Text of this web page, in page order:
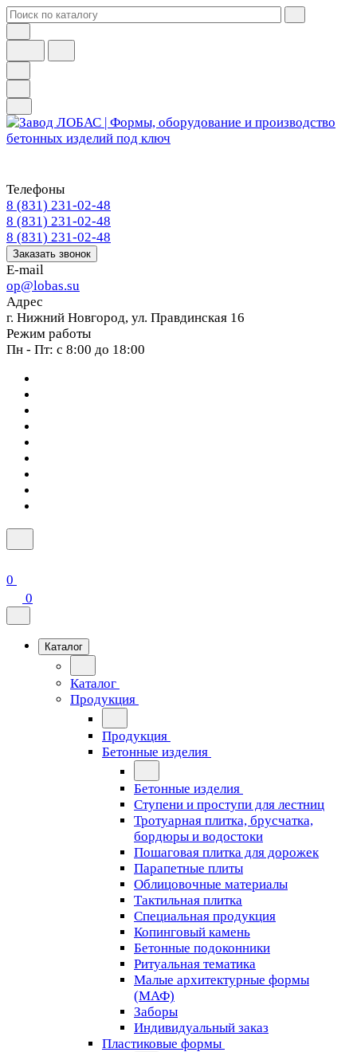
Телефоны
8 (831) 231-02-48
8 (831) 231-02-48
8 (831) 231-02-48
Заказать звонок
E-mail
op@lobas.su
Адрес
г. Нижний Новгород, ул. Правдинская 16
Режим работы
Пн - Пт: с 8:00 до 18:00
0
0
Каталог
Каталог
Продукция
Продукция
Бетонные изделия
Бетонные изделия
Ступени и проступи для лестниц
Тротуарная плитка, брусчатка,
бордюры и водостоки
Пошаговая плитка для дорожек
Парапетные плиты
Облицовочные материалы
Тактильная плитка
Специальная продукция
Копинговый камень
Бетонные подоконники
Ритуальная тематика
Малые архитектурные формы
(МАФ)
Заборы
Индивидуальный заказ
Пластиковые формы